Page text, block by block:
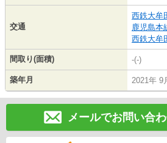
交通
西鉄大牟
鹿児島本
西鉄大牟
間取り(面積) -(-)
築年月 2021年 9
メールでお問い合